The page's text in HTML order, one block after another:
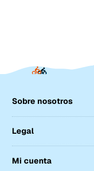
Sobre nosotros
Legal
Mi cuenta